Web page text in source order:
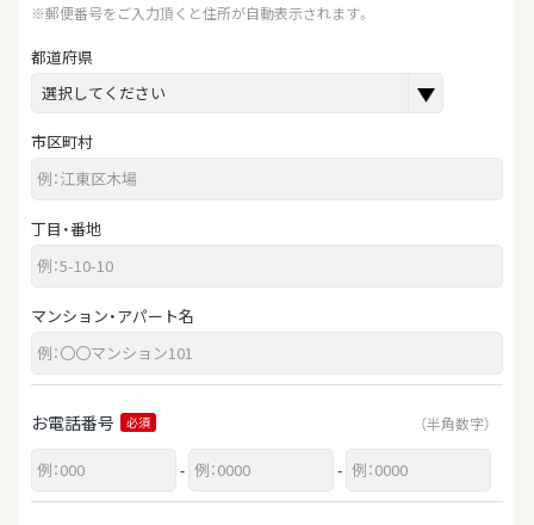
※郵便番号をご入力頂くと住所が自動表示されます。
都道府県
市区町村
丁目・番地
マンション・アパート名
お電話番号 必須 （半角数字）
- -